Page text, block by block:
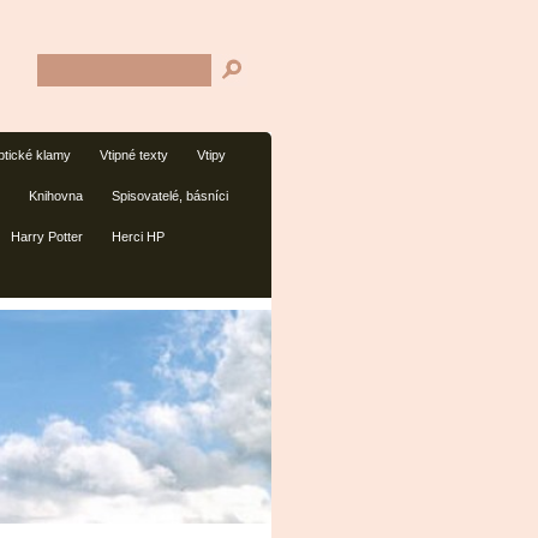
klamy Vtipné texty Vtipy
Knihovna Spisovatelé, básníci
Harry Potter Herci HP